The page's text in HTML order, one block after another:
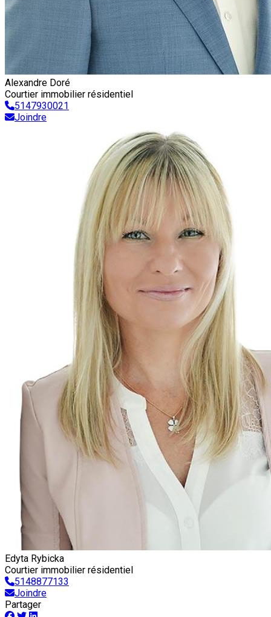
Alexandre Doré
Courtier immobilier résidentiel
5147930021
Joindre
Edyta Rybicka
Courtier immobilier résidentiel
5148877133
Joindre
Partager